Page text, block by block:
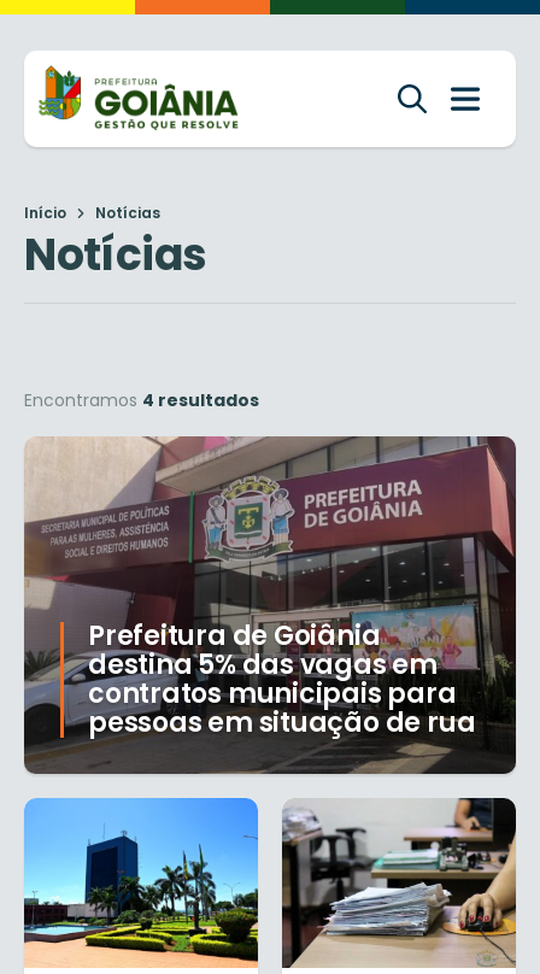
Início Notícias
Notícias
Encontramos 4 resultados
Prefeitura de Goiânia
destina 5% das vagas em
contratos municipais para
pessoas em situação de rua